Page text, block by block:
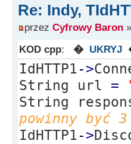
Re: Indy,
przez Cyfrowy Baron
KOD cpp: � UKRYJ
IdHTTP1->
String url =
String
powinny być
IdHTTP1->